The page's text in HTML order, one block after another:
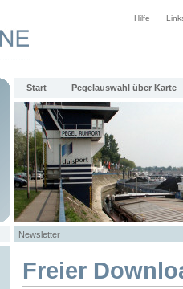
Hilfe
Start Pegelauswahl über Karte
Newsletter
Freier